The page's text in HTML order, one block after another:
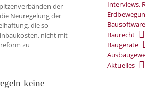
der
Neuregelung der
die so
nicht mit
zu
keine
Interviews,
Bausoftware
Baurecht
Baugeräte
Aktuelles